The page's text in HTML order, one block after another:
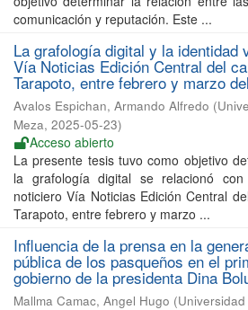
comunicación y reputación. Este ...
La grafología digital y la identidad
Vía Noticias Edición Central del
Tarapoto, entre febrero y marzo
Avalos Espichan, Armando Alfredo (
Meza, 2025-05-23)
Acceso abierto
La presente tesis tuvo como objetivo
la grafología digital se relacionó
noticiero Vía Noticias Edición Central
Tarapoto, entre febrero y marzo ...
Influencia de la prensa en la
pública de los pasqueños en el
gobierno de la presidenta Dina
Mallma Camac, Angel Hugo (